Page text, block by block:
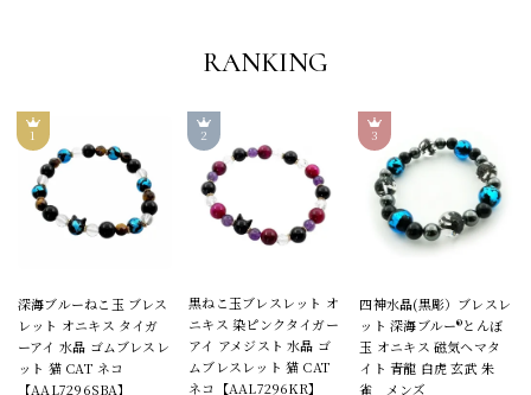
RANKING
深海ブルーねこ玉 ブレス
レット オニキス タイガ
ーアイ 水晶 ゴムブレスレ
ット 猫 CAT ネコ
【AAL7296SBA】
黒ねこ玉ブレスレット オ
ニキス 染ピンクタイガー
アイ アメジスト 水晶 ゴ
ムブレスレット 猫 CAT
ネコ【AAL7296KR】
四神水晶(黒彫）ブレスレ
ット 深海ブルー®とんぼ
玉 オニキス 磁気ヘマタ
イト 青龍 白虎 玄武 朱
雀 メンズ